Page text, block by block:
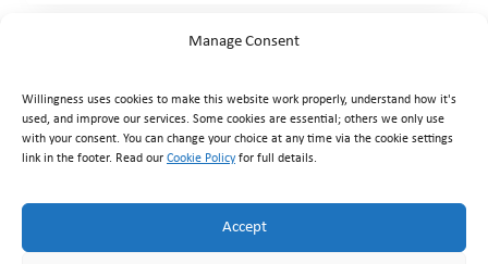
Manage Consent
Willingness uses cookies to make this website work properly, understand how it's
used, and improve our services. Some cookies are essential; others we only use
with your consent. You can change your choice at any time via the cookie settings
link in the footer. Read our Cookie Policyfor full details.
Accept
+356 7929 1817·info@willingness.com.mt
Mon–Fri 08:30–20:30, Sat 08:30–16:00